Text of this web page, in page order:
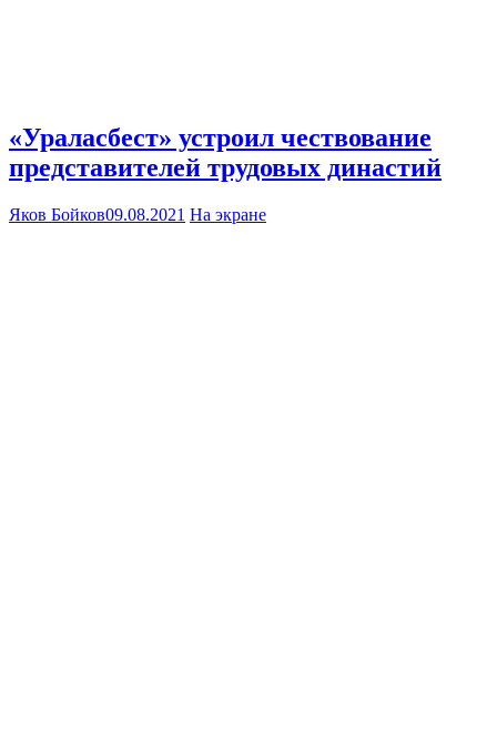
«Ураласбест» устроил чествование
представителей трудовых династий
Яков Бойков09.08.2021 На экране